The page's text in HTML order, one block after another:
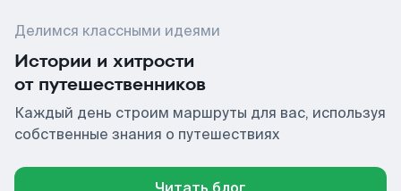
Делимся классными идеями
Истории и хитрости
от путешественников
Каждый день строим маршруты для вас, используя
собственные знания о путешествиях